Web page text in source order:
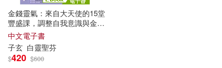
可港澳店取(1)
可新加坡店取(1)
金錢靈氣：來自大天使的15堂
豐盛課，調整自我意識與金錢
間的能量流動，達到身心靈的
平衡 (電子書)
中文電子書
子玄 白靈聖芬
$420 $600